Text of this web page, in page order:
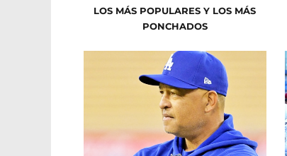
LOS MÁS POPULARES Y LOS MÁS
PONCHADOS